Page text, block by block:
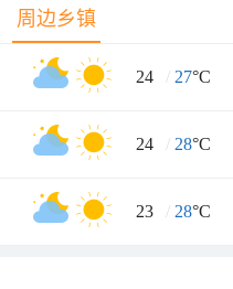
周边乡镇
24 / 27°C
24 / 28°C
23 / 28°C